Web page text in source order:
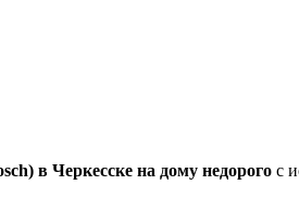
в Черкесске на дому недорого с